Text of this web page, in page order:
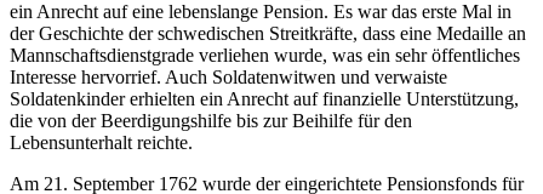
ein Anrecht auf eine lebenslange Pension. Es war das erste Mal in
der Geschichte der schwedischen Streitkräfte, dass eine Medaille an
Mannschaftsdienstgrade verliehen wurde, was ein sehr öffentliches
Interesse hervorrief. Auch Soldatenwitwen und verwaiste
Soldatenkinder erhielten ein Anrecht auf finanzielle Unterstützung,
die von der Beerdigungshilfe bis zur Beihilfe für den
Lebensunterhalt reichte.
Am 21. September 1762 wurde der eingerichtete Pensionsfonds für